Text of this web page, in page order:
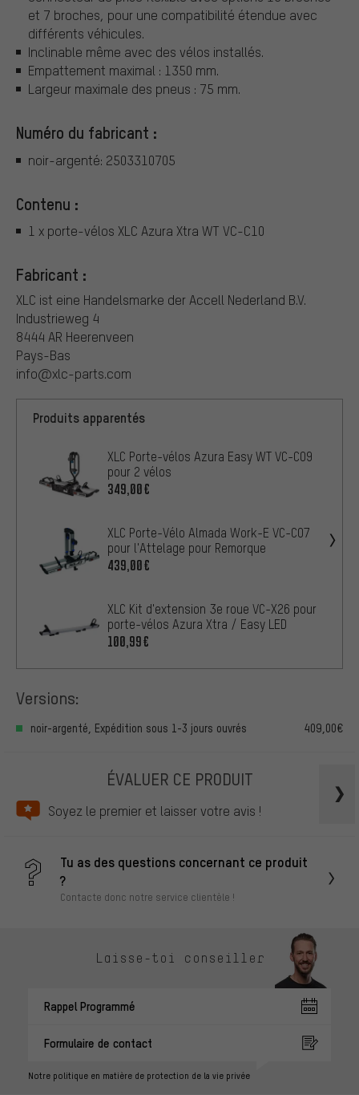
et 7 broches, pour une compatibilité étendue avec
différents véhicules.
Inclinable même avec des vélos installés.
Empattement maximal : 1350 mm.
Largeur maximale des pneus : 75 mm.
Numéro du fabricant :
noir-argenté: 2503310705
Contenu :
1 x porte-vélos XLC Azura Xtra WT VC-C10
Fabricant :
XLC ist eine Handelsmarke der Accell Nederland B.V.
Industrieweg 4
8444 AR Heerenveen
Pays-Bas
info@xlc-parts.com
Produits apparentés
XLC Porte-vélos Azura Easy WT VC-C09
pour 2 vélos
349,00€
XLC Porte-Vélo Almada Work-E VC-C07
pour l'Attelage pour Remorque
439,00€
XLC Kit d'extension 3e roue VC-X26 pour
porte-vélos Azura Xtra / Easy LED
100,99€
Versions:
noir-argenté, Expédition sous 1-3 jours ouvrés 409,00€
ÉVALUER CE PRODUIT
Soyez le premier et laisser votre avis !
Tu as des questions concernant ce produit
?
Contacte donc notre service clientèle !
Laisse-toi conseiller
Rappel Programmé
Formulaire de contact
Notre politique en matière de protection de la vie privée